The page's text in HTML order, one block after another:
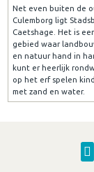
Net even buiten de
Culemborg ligt
Caetshage. Het is
gebied waar
en natuur hand in
kunt er heerlijk
op het erf spelen
met zand en water.